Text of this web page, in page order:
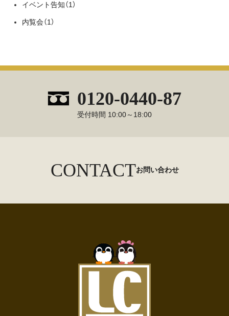
イベント告知 （1）
内覧会（1）
0120-0440-87
受付時間 10:00～18:00
CONTACTお問い合わせ